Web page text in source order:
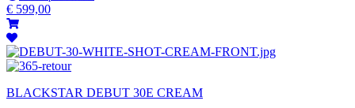
voorraad
€ 599,00
BLACKSTAR DEBUT 30E CREAM